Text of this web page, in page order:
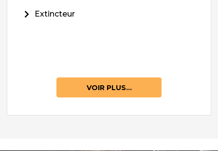
Extincteur
VOIR PLUS...